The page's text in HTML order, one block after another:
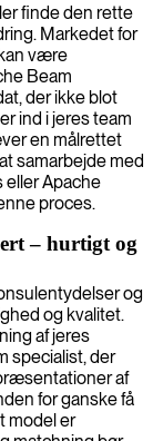
finde den rette
Markedet for
være
Beam
der ikke blot
ind i jeres team
en målrettet
samarbejde med
Apache
proces.
– hurtigt og
og
og kvalitet.
af jeres
specialist, der
af
for ganske få
model er